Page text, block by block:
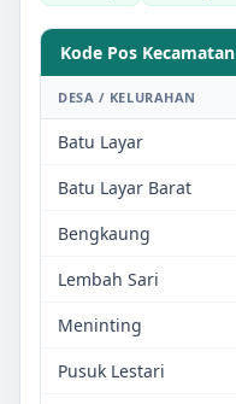
Kode Pos Kecamatan
DESA / KELURAHAN
Batu Layar
Batu Layar Barat
Bengkaung
Lembah Sari
Meninting
Pusuk Lestari